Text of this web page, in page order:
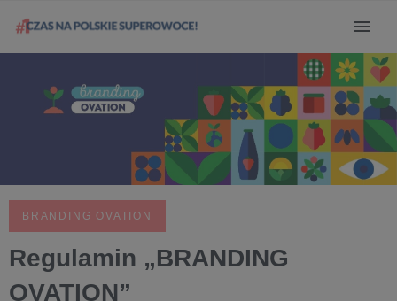
BRANDING OVATION
Regulamin „BRANDING
OVATION”